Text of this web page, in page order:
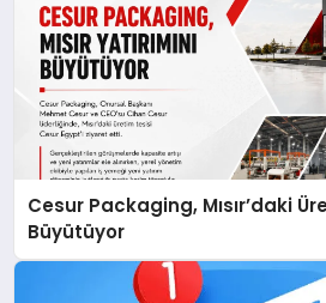
Cesur Packaging, Mısır’daki
Büyütüyor